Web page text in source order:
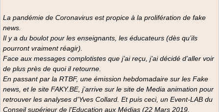
Ses objectifs sont multiples :
• Faciliter le contact entre intervenants et parents en leur
présentant un guide accessible, attrayant et directement
ancré dans la réalité familiale.
• Familiariser les parents avec les but de l’éducation
familiale.
• Présenter un guide permettant aux parents de
s’interroger sur leurs pratiques.
• Aider à animer les réunions parentales.
• Permettre aux parents de s’exprimer eux-mêmes sur
méfaits sur l’éducation d’une estimation chiffrée, outil de
sélection ; décrire des alrernatives non-chiffrées en
matière d’évaluation ; s’interroger sur comment éduquer
et évaluer sans exclure. Soit « dé-chiffrer l’humain ".
Une publication du LIEN (Lien international d’Éducation
nouvelle)
12,50 €
La pandémie de Coronavirus est propice à la prolifération de fake
news.
Il y a du boulot pour les enseignants, les éducateurs (dès qu’ils
pourront vraiment réagir).
Face aux messages complotistes que j’ai reçu, j’ai décidé d’aller voir
de plus près de quoi il retourne.
En passant par la RTBF, une émission hebdomadaire sur les Fake
news, et le site FAKY.BE, j’arrive sur le site de Media animation pour
retrouver les analyses d’Yves Collard. Et puis ceci, un Event-LAB du
Conseil supérieur de l’Education aux Médias (22 Mars 2019,